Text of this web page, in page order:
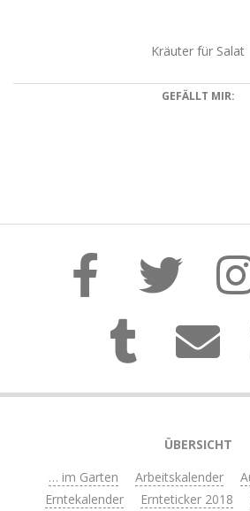
Kräuter für Salat
GEFÄLLT MIR:
11-
ÜBERSICHT
… im Garten
Arbeitskalender
Erntekalender
Ernteticker 2018